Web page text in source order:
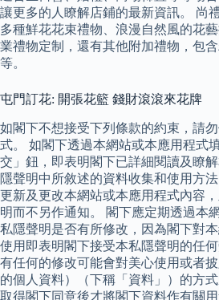
讓更多的人瞭解店鋪的最新資訊。 尚
多種鮮花花束禮物、浪漫自然風的花
業禮物定制，還有其他附加禮物，包
等。
屯門訂花: 開張花籃 錢財滾滾來花牌
如閣下不想接受下列條款的約束，請
式。 如閣下透過本網站或本應用程式
交」鈕，即表明閣下已詳細閱讀及瞭
隱聲明中所敘述的資料收集和使用方
更新及更改本網站或本應用程式內容
明而不另作通知。 閣下應定期透過本
私隱聲明是否有所修改，因為閣下對
使用即表明閣下接受本私隱聲明的任
有任何的修改可能會對美心使用或者
的個人資料）（下稱「資料」）的方
取得閣下同意後才將閣下資料作有關